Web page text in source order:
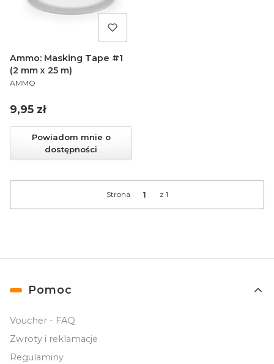
Ammo: Masking Tape #1
(2 mm x 25 m)
PRODUCENT
AMMO
Cena
9,95 zł
Powiadom mnie o
dostępności
Strona z 1
Linki w stopce
Pomoc
Voucher - FAQ
Zwroty i reklamacje
Regulaminy